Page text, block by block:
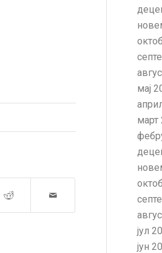
мај
март
јул
јун